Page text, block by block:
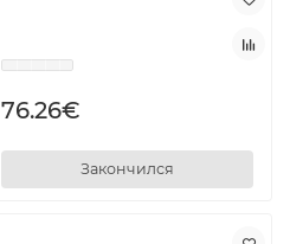
76.26€
Закончился